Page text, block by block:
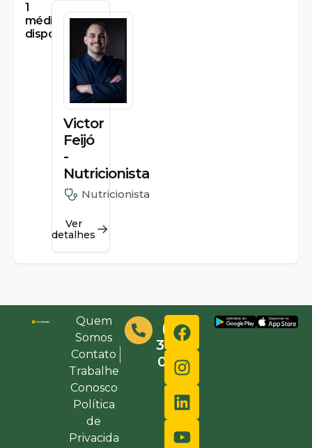
1
médicos
disponíveis
Victor
Feijó
-
Nutricionista
Nutricionista
Ver
detalhes
Quem
Somos
Contato
Trabalhe
Conosco
Política
de
Privacida
(48)
3632-
0000